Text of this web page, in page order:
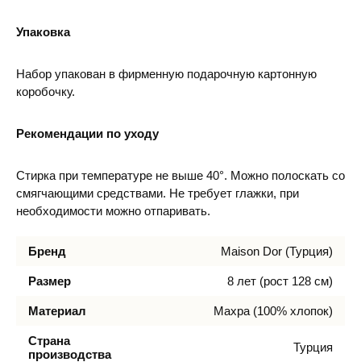
Упаковка
Набор упакован в фирменную подарочную картонную
коробочку.
Рекомендации по уходу
Стирка при температуре не выше 40°. Можно полоскать со
смягчающими средствами. Не требует глажки, при
необходимости можно отпаривать.
Бренд Maison Dor (Турция)
Размер 8 лет (рост 128 см)
Материал Махра (100% хлопок)
Страна
производства
Турция